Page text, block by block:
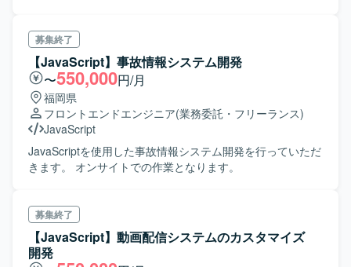
募集終了
【JavaScript】事故情報システム開発
〜550,000円/月
福岡県
フロントエンドエンジニア(業務委託・フリーランス)
JavaScript
JavaScriptを使用した事故情報システム開発を行っていただ
きます。 オンサイトでの作業となります。
募集終了
【JavaScript】動画配信システムのカスタマイズ
開発